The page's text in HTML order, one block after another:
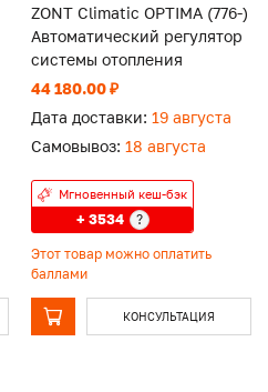
ZONT Climatic OPTIMA (776-)
Автоматический регулятор
системы отопления
44 180.00 ₽
Дата доставки: 19 августа
Самовывоз: 18 августа
Мгновенный кеш-бэк
+ 3534 ?
Этот товар можно оплатить
баллами
КОНСУЛЬТАЦИЯ